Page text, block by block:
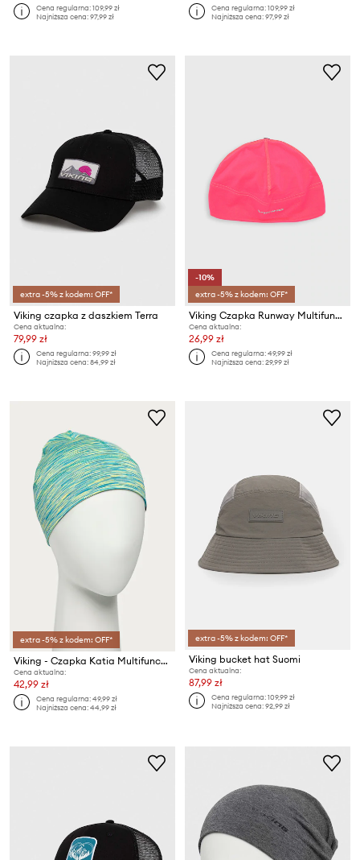
Cena regularna:109,99 zł
Najniższa cena:97,99 zł
Cena regularna:109,99 zł
Najniższa cena:97,99 zł
extra -5% z kodem: OFF*
Viking czapka z daszkiem Terra
Cena aktualna:
79,99 zł
Cena regularna:99,99 zł
Najniższa cena:84,99 zł
-10%
extra -5% z kodem: OFF*
Viking Czapka Runway Multifunction
Cena aktualna:
26,99 zł
Cena regularna:49,99 zł
Najniższa cena:29,99 zł
extra -5% z kodem: OFF*
Viking - Czapka Katia Multifunction
Cena aktualna:
42,99 zł
Cena regularna:49,99 zł
Najniższa cena:44,99 zł
extra -5% z kodem: OFF*
Viking bucket hat Suomi
Cena aktualna:
87,99 zł
Cena regularna:109,99 zł
Najniższa cena:92,99 zł